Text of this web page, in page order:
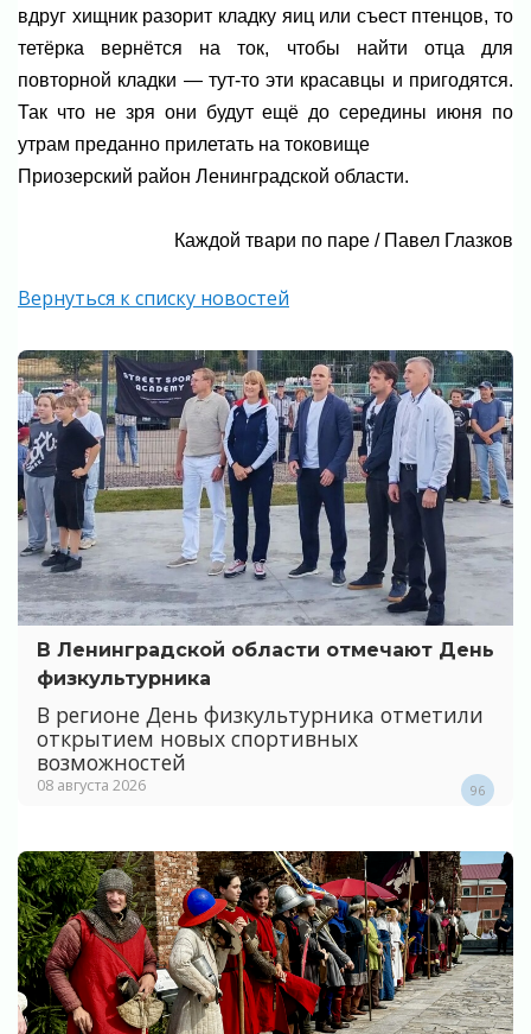
вдруг хищник разорит кладку яиц или съест птенцов, то
тетёрка вернётся на ток, чтобы найти отца для
повторной кладки — тут-то эти красавцы и пригодятся.
Так что не зря они будут ещё до середины июня по
утрам преданно прилетать на токовище
Приозерский район Ленинградской области.
Каждой твари по паре / Павел Глазков
Вернуться к списку новостей
В Ленинградской области отмечают День
физкультурника
В регионе День физкультурника отметили
открытием новых спортивных
возможностей
08 августа 2026 96